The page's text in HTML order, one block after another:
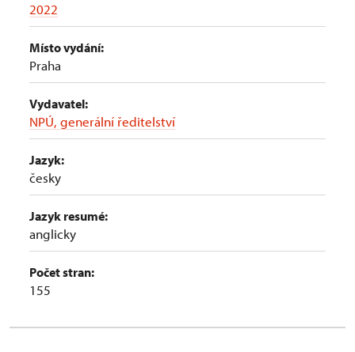
2022
Místo vydání:
Praha
Vydavatel:
NPÚ, generální ředitelství
Jazyk:
česky
Jazyk resumé:
anglicky
Počet stran:
155